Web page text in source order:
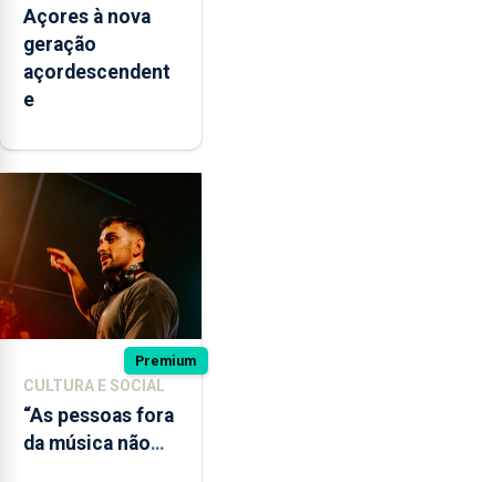
Açores à nova
geração
açordescendent
e
Premium
CULTURA E SOCIAL
“As pessoas fora
da música não